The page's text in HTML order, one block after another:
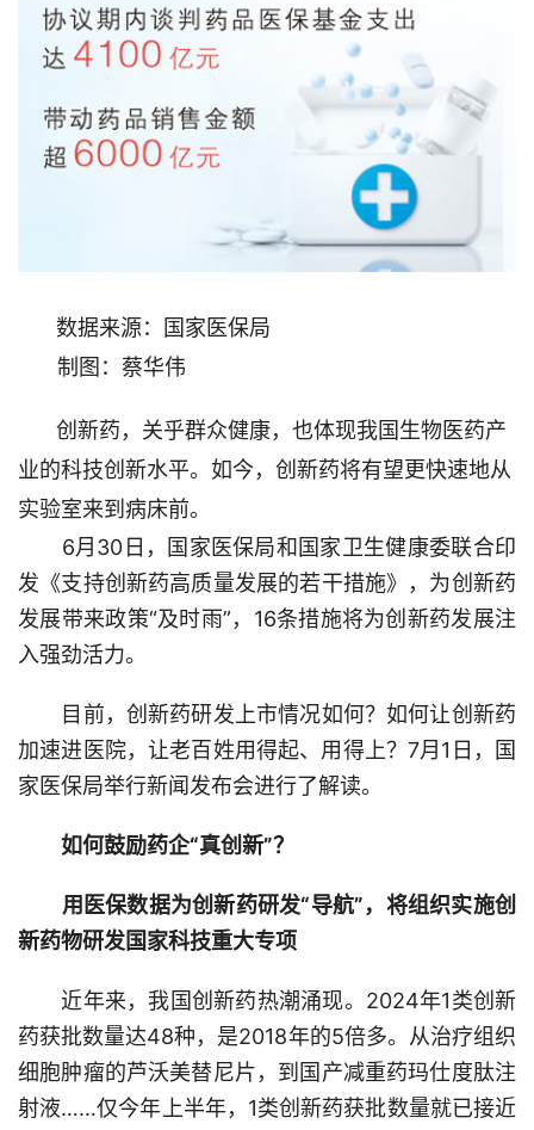
数据来源：国家医保局
制图：蔡华伟
创新药，关乎群众健康，也体现我国生物医药产
业的科技创新水平。如今，创新药将有望更快速地从
实验室来到病床前。
6月30日，国家医保局和国家卫生健康委联合印
发《支持创新药高质量发展的若干措施》，为创新药
发展带来政策“及时雨”，16条措施将为创新药发展注
入强劲活力。
目前，创新药研发上市情况如何？如何让创新药
加速进医院，让老百姓用得起、用得上？7月1日，国
家医保局举行新闻发布会进行了解读。
如何鼓励药企“真创新”？
用医保数据为创新药研发“导航”，将组织实施创
新药物研发国家科技重大专项
近年来，我国创新药热潮涌现。2024年1类创新
药获批数量达48种，是2018年的5倍多。从治疗组织
细胞肿瘤的芦沃美替尼片，到国产减重药玛仕度肽注
射液……仅今年上半年，1类创新药获批数量就已接近